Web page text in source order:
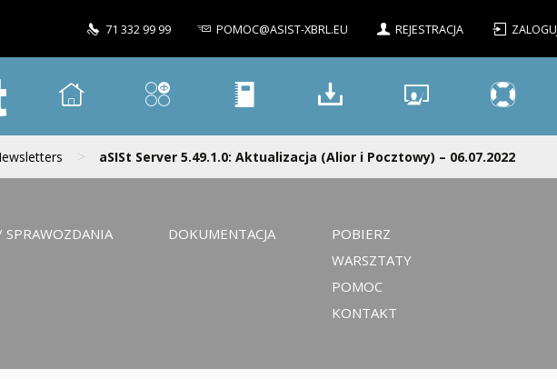
71 332 99 99 POMOC@ASIST-XBRL.EU REJESTRACJA
> aSISt Server 5.49.1.0: Aktualizacja (Alior i Pocztowy) – 06.07.2022
SPRAWOZDANIA DOKUMENTACJA
POBIERZ
WARSZTATY
POMOC
KONTAKT